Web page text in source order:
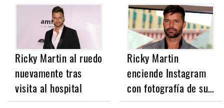
Ricky Martin al ruedo
nuevamente tras
visita al hospital
Ricky Martin
enciende Instagram
con fotografía de su…